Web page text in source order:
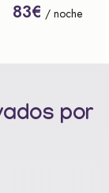
83€ / noche
por